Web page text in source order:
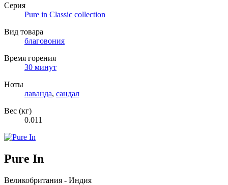
Серия
Pure in Classic collection
Вид товара
благовония
Время горения
30 минут
Ноты
лаванда, сандал
Вес (кг)
0.011
Pure In
Великобритания - Индия